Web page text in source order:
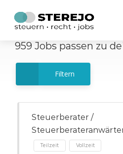
959 Jobs passen zu
Filtern
Steuerberater /